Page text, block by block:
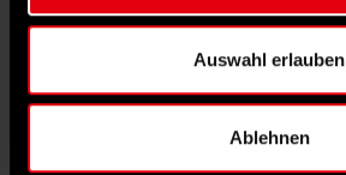
Auswahl erlauben
Ablehnen
ist Redakteurin des